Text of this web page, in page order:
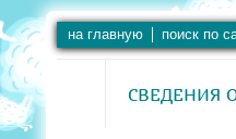
на главную поиск по
СВЕДЕНИЯ